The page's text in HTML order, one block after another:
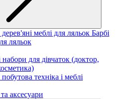
меблі для ляльок Барбі
ляльок
для дівчаток (доктор,
техніка і меблі
аксесуари